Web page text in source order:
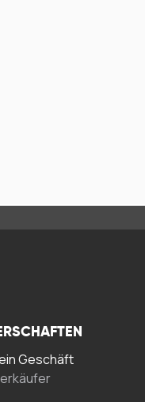
Geschäft